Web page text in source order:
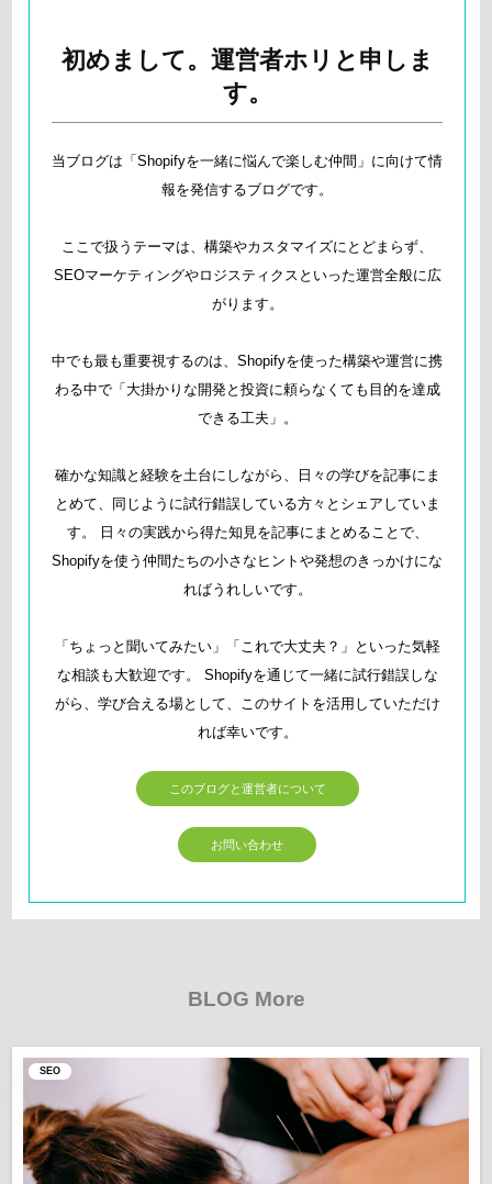
初めまして。運営者ホリと申しま
す。
当ブログは「Shopifyを一緒に悩んで楽しむ仲間」に向けて情
報を発信するブログです。
ここで扱うテーマは、構築やカスタマイズにとどまらず、
SEOマーケティングやロジスティクスといった運営全般に広
がります。
中でも最も重要視するのは、Shopifyを使った構築や運営に携
わる中で「大掛かりな開発と投資に頼らなくても目的を達成
できる工夫」。
確かな知識と経験を土台にしながら、日々の学びを記事にま
とめて、同じように試行錯誤している方々とシェアしていま
す。 日々の実践から得た知見を記事にまとめることで、
Shopifyを使う仲間たちの小さなヒントや発想のきっかけにな
ればうれしいです。
「ちょっと聞いてみたい」「これで大丈夫？」といった気軽
な相談も大歓迎です。 Shopifyを通じて一緒に試行錯誤しな
がら、学び合える場として、このサイトを活用していただけ
れば幸いです。
このブログと運営者について
お問い合わせ
BLOG More
SEO